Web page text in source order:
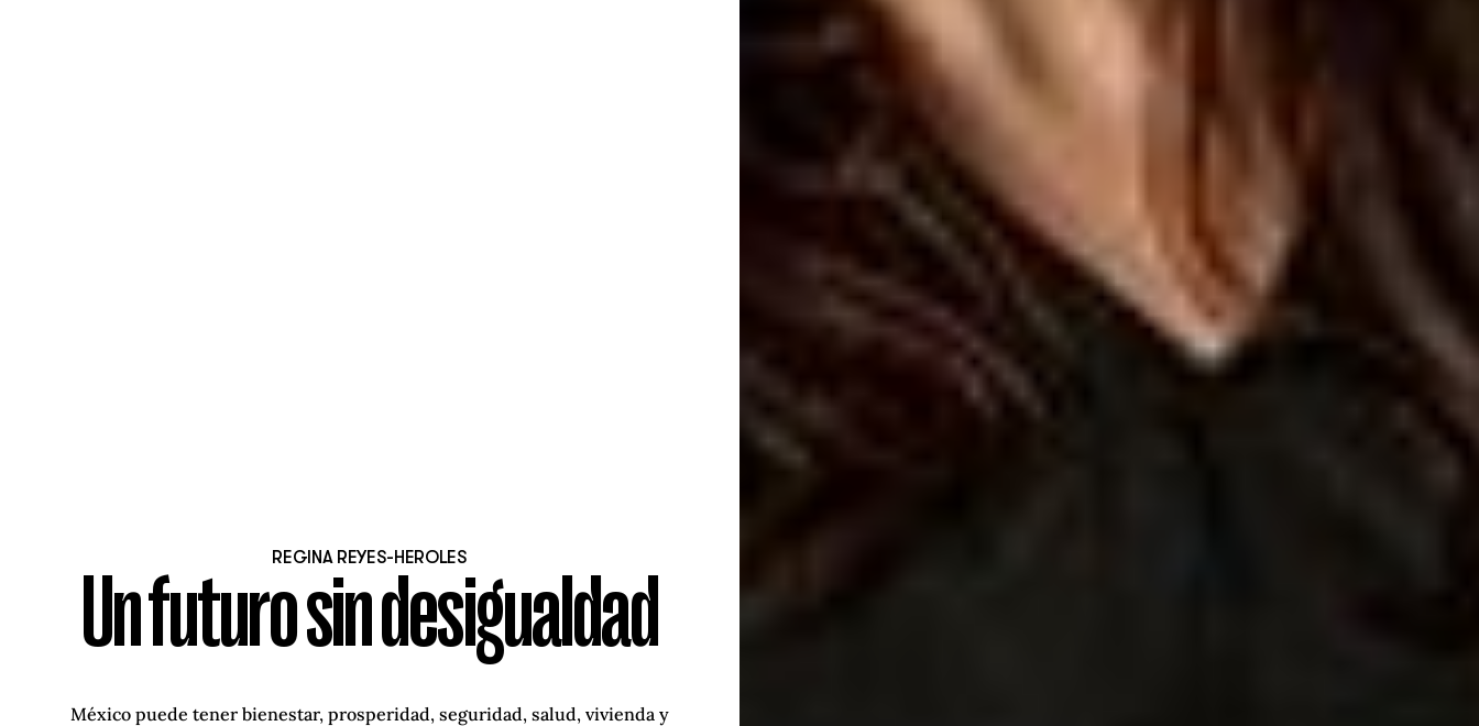
REGINA REYES-HEROLES
Un futuro sin desigualdad
México puede tener bienestar, prosperidad, seguridad, salud, vivienda y